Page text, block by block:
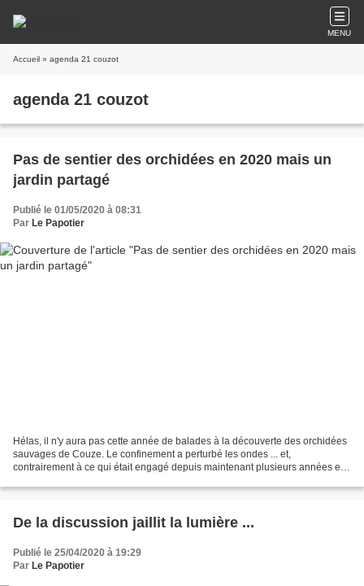
MENU
Accueil » agenda 21 couzot
agenda 21 couzot
Pas de sentier des orchidées en 2020 mais un
jardin partagé
Publié le 01/05/2020 à 08:31
Par Le Papotier
Hélas, il n'y aura pas cette année de balades à la découverte des orchidées
sauvages de Couze. Le confinement a perturbé les ondes ... et,
contrairement à ce qui était engagé depuis maintenant plusieurs années en
De la discussion jaillit la lumière ...
Publié le 25/04/2020 à 19:29
Par Le Papotier